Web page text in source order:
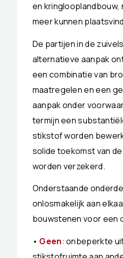
en kringlooplandbouw,
meer kunnen
De partijen in de
alternatieve aanpak
een combinatie van
maatregelen en een
aanpak onder
termijn een
stikstof worden
solide toekomst van
worden verzekerd.
Onderstaande
onlosmakelijk aan
bouwstenen voor een
• Geen: onbeperkte